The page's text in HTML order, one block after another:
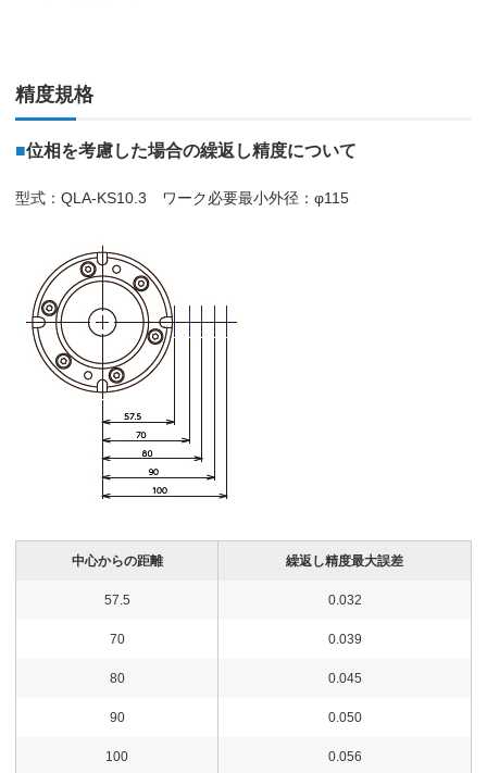
精度規格
■位相を考慮した場合の繰返し精度について
型式：QLA-KS10.3 ワーク必要最小外径：φ115
中心からの距離 繰返し精度最大誤差
57.5 0.032
70 0.039
80 0.045
90 0.050
100 0.056